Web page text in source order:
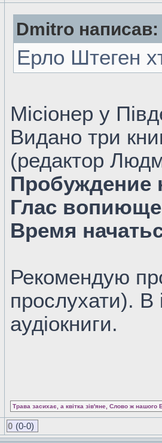
Dmitro написав:
Ерло Штеген
Місіонер у
Видано три
(редактор
Пробуждение
Глас
Время
Рекомендую
прослухати). В
аудіокниги.
Трава засихає, а квітка зів'яне, Слово ж нашого
0 (0-0)